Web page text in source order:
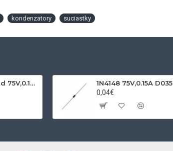
kondenzatory suciastky
1N4148 =LL4148 smd 75V,0.15A SOD80C
1N4148 75V,0.15A D035
0,04€